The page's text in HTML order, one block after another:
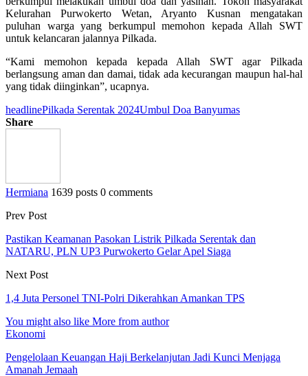
Kelurahan Purwokerto Wetan, Aryanto Kusnan mengatakan
puluhan warga yang berkumpul memohon kepada Allah SWT
untuk kelancaran jalannya Pilkada.
“Kami memohon kepada kepada Allah SWT agar Pilkada
berlangsung aman dan damai, tidak ada kecurangan maupun hal-hal
yang tidak diinginkan”, ucapnya.
headlinePilkada Serentak 2024Umbul Doa Banyumas
Share
Hermiana 1639 posts 0 comments
Prev Post
Pastikan Keamanan Pasokan Listrik Pilkada Serentak dan
NATARU, PLN UP3 Purwokerto Gelar Apel Siaga
Next Post
1,4 Juta Personel TNI-Polri Dikerahkan Amankan TPS
You might also like More from author
Ekonomi
Pengelolaan Keuangan Haji Berkelanjutan Jadi Kunci Menjaga
Amanah Jemaah